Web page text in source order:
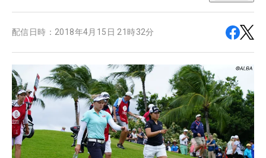
配信日時： 2018年4月15日 21時32分